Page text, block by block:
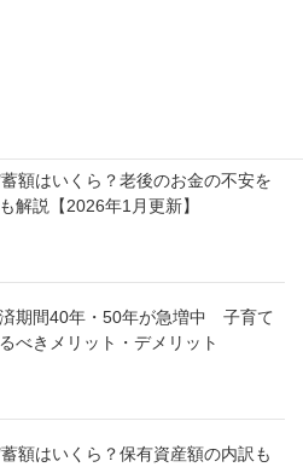
額はいくら？老後のお金の不安を
解説【2026年1月更新】
期間40年・50年が急増中 子育て
べきメリット・デメリット
額はいくら？保有資産額の内訳も